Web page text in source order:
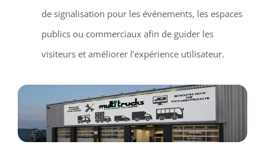
de signalisation pour les événements, les espaces
publics ou commerciaux afin de guider les
visiteurs et améliorer l’expérience utilisateur.